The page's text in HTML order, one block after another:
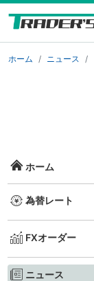
ホーム ニュース
ホーム
為替レート
FXオーダー
ニュース